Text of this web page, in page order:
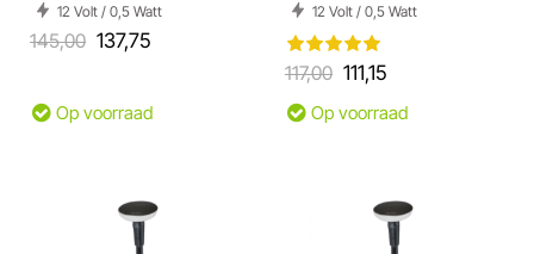
12 Volt / 0,5 Watt
145,00 137,75
Op voorraad
12 Volt / 0,5 Watt
117,00 111,15
Op voorraad